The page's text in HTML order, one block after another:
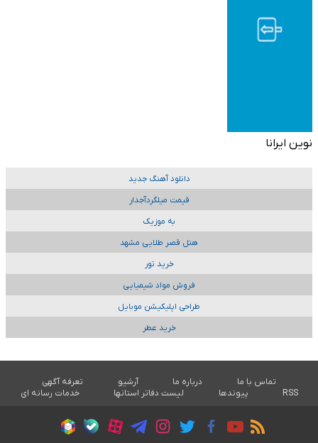
نوین ایرانا
دانلود آهنگ جدید
قیمت میلگردآجدار
به موزیک
هتل قصر طلایی مشهد
خرید تور
فروش مواد شیمیایی
طراحی اپلیکیشن موبایل
خرید عطر
تماس با ما درباره ما آرشیو
تعرفه آگهی
RSS
پیوندها لیست دفاتر استانها خدمات رسانه ای